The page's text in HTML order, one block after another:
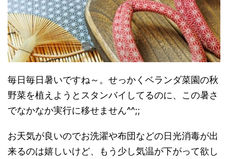
毎日毎日暑いですね～。せっかくベランダ菜園の秋
野菜を植えようとスタンバイしてるのに、この暑さ
でなかなか実行に移せません^^;;
お天気が良いのでお洗濯や布団などの日光消毒が出
来るのは嬉しいけど、もう少し気温が下がって欲し